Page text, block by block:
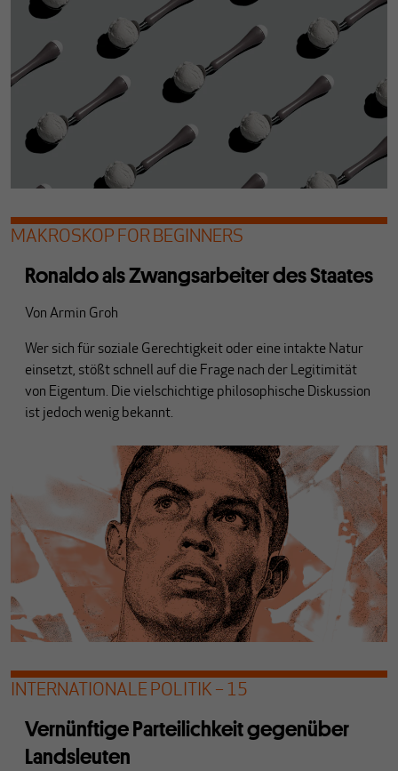
MAKROSKOP FOR BEGINNERS
Ronaldo als Zwangsarbeiter des Staates
Von Armin Groh
Wer sich für soziale Gerechtigkeit oder eine intakte Natur
einsetzt, stößt schnell auf die Frage nach der Legitimität
von Eigentum. Die vielschichtige philosophische Diskussion
ist jedoch wenig bekannt.
INTERNATIONALE POLITIK – 15
Vernünftige Parteilichkeit gegenüber
Landsleuten